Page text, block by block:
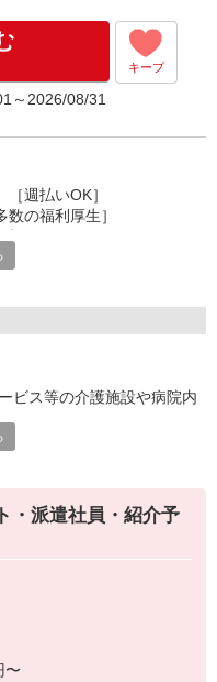
キープ
～2026/08/31
週払いOK］
数の福利厚生］
白押し！
指したい」
ます！
ビス等の介護施設や病院内
シニア世代まで幅広く活躍
・派遣社員・紹介予
〜